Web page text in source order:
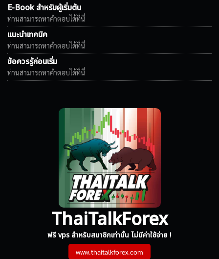
E-Book สำหรับผู้เริ่มต้น
ท่านสามารถหาคำตอบได้ที่นี่
แนะนำเทคนิค
ท่านสามารถหาคำตอบได้ที่นี่
ข้อควรรู้ก่อนเริ่ม
ท่านสามารถหาคำตอบได้ที่นี่
ThaiTalkForex
ฟรี vps สำหรับสมาชิกเท่านั้น ไม่มีค่าใช้จ่าย !
www.thaitalkforex.com